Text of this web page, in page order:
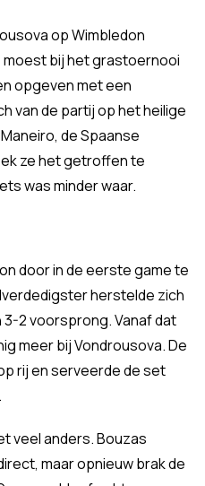
op Wimbledon
bij het grastoernooi
opgeven met een
van de partij op het heilige
de Spaanse
ze het getroffen te
was minder waar.
door in de eerste game te
herstelde zich
2 voorsprong. Vanaf dat
meer bij Vondrousova. De
rij en serveerde de set
veel anders. Bouzas
maar opnieuw brak de